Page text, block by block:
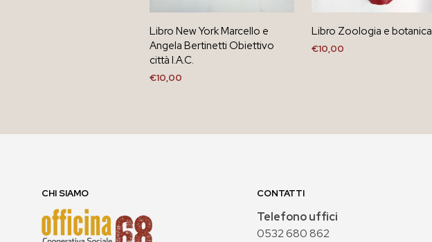
Libro New York Marcello e
Angela Bertinetti Obiettivo
città I.A.C.
€10,00
Libro Zoologia e botanica
€10,00
CHI SIAMO CONTATTI
Telefono uffici
0532 680 862